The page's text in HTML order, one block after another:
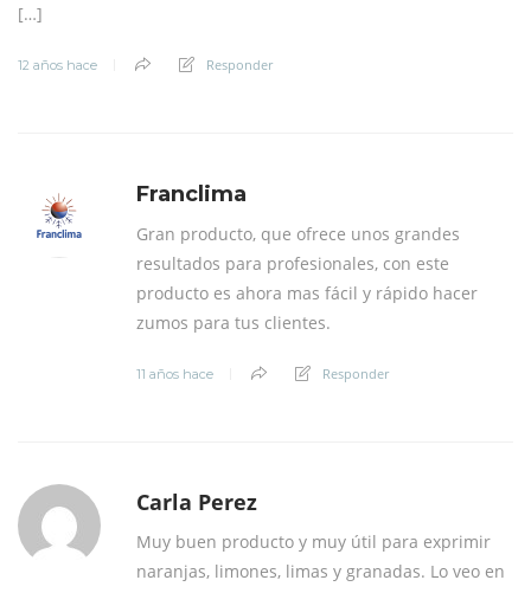
[…]
12 años hace Responder
Franclima
Gran producto, que ofrece unos grandes
resultados para profesionales, con este
producto es ahora mas fácil y rápido hacer
zumos para tus clientes.
11 años hace Responder
Carla Perez
Muy buen producto y muy útil para exprimir
naranjas, limones, limas y granadas. Lo veo en